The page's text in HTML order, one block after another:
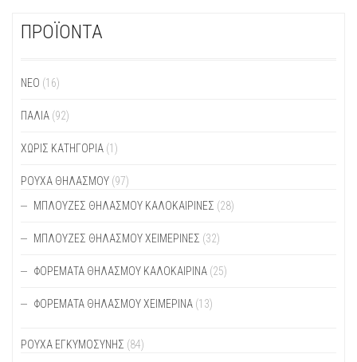
ΠΡΟΪΟΝΤΑ
ΝΕΟ (16)
ΠΑΛΙΆ (92)
ΧΩΡΊΣ ΚΑΤΗΓΟΡΊΑ (1)
ΡΟΥΧΑ ΘΗΛΑΣΜΟΥ (97)
ΜΠΛΟΎΖΕΣ ΘΗΛΑΣΜΟΎ ΚΑΛΟΚΑΙΡΙΝΈΣ (28)
ΜΠΛΟΎΖΕΣ ΘΗΛΑΣΜΟΎ ΧΕΙΜΕΡΙΝΈΣ (32)
ΦΟΡΈΜΑΤΑ ΘΗΛΑΣΜΟΎ ΚΑΛΟΚΑΙΡΙΝΆ (25)
ΦΟΡΈΜΑΤΑ ΘΗΛΑΣΜΟΎ ΧΕΙΜΕΡΙΝΆ (13)
ΡΟΥΧΑ ΕΓΚΥΜΟΣΥΝΗΣ (84)